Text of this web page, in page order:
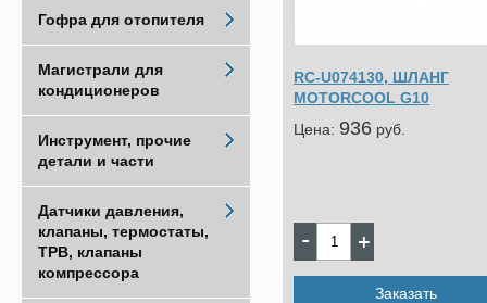
RC-U074130, ШЛАНГ
MOTORCOOL G10
Цена: 936 pуб.
Заказать
Гофра для отопителя
Магистрали для
кондиционеров
Инструмент, прочие
детали и части
Датчики давления,
клапаны, термостаты,
ТРВ, клапаны
компрессора